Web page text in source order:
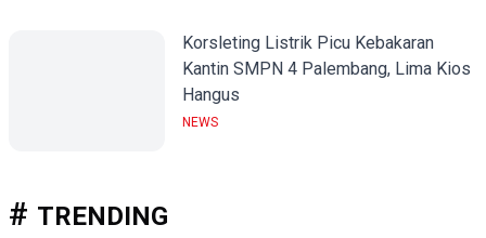
Korsleting Listrik Picu Kebakaran
Kantin SMPN 4 Palembang, Lima Kios
Hangus
NEWS
TRENDING